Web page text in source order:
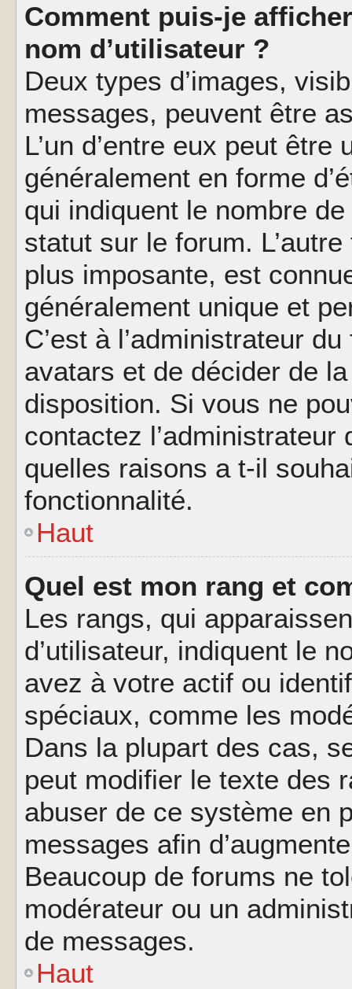
Comment puis-je
nom d’utilisateur ?
Deux types d’images,
messages, peuvent être
L’un d’entre eux peut
généralement en forme
qui indiquent le nombre
statut sur le forum.
plus imposante, est
généralement unique et
C’est à l’administrateur
avatars et de décider de
disposition. Si vous ne
contactez
quelles raisons a t-il
fonctionnalité.
Haut
Quel est mon rang et
Les rangs, qui
d’utilisateur, indiquent le
avez à votre actif ou
spéciaux, comme les
Dans la plupart des cas,
peut modifier le texte des
abuser de ce système en
messages afin
Beaucoup de forums ne
modérateur ou un
de messages.
Haut